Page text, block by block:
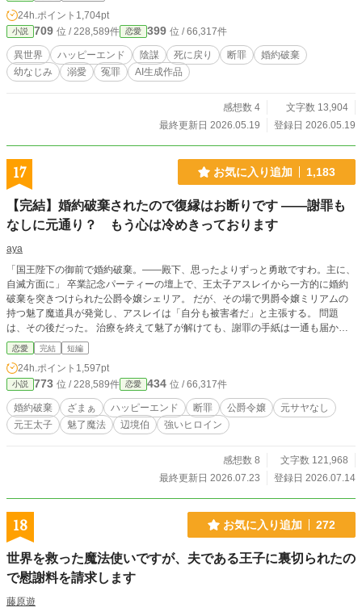
涙を隠して耐えるだけだった令嬢が、怒りを言葉にし、大切
な家族と自分自身を守り抜く。 奪われた春を取り戻し、今
度こそ心から愛される未来を選び直す、死に戻り逆転ロマン
ス。
24h.ポイント 1,704pt
小説 709 位 / 228,589件 恋愛 399 位 / 66,317件
異世界 ハッピーエンド 陰謀 死に戻り 断罪
婚約破棄
幼なじみ
溺愛 冤罪 AI生成作品
感想数 4
文字数 13,904
最終更新日 2026.05.19
登録日 2026.05.19
17 お気に入り追加 1,183
【完結】婚約破棄されたので復縁はお断りです ――謝罪も
なしに元通り？ もう心は冷めきっております
aya
「国王陛下の御前で婚約破棄。――殿下、思ったよりずっと勇敢ですわ。主に、
自滅方面に」 卒業記念パーティーの壇上で、王太子アスレイから一方的に婚約
破棄を突きつけられた公爵令嬢シェリア。 だが、その場で男爵令嬢ミリアムの
持つ魅了魔道具が発覚し、アスレイは「自分も被害者だ」と主張する。 問題
は、その後だった。 治療を終えて魅了が解けても、謝罪の手紙は一通も届かな
い。 それどころかアスレイは、当然のように「元通りでよいだろう」と復縁を
求めてきた。 十年間、王太子妃候補として己を律し続け、傷つけられても、踏
みにじられても耐えてきたシェリアは、今度こそ自分の意思で未来を選ぶ。
「気安く触れないでくださいませ。心底からお断り申し上げます」 完璧な淑女
の微笑みを崩さず、内心では身勝手な元王太子へ切れ味鋭く突っ込むシェリア。
何度拒絶されても手を伸ばしてくるのなら、鉄の骨組みが入った扇で叩き落とす
までです。 謝罪も反省もできない元王太子には、王太子位の剥奪だけでは終わ
飲み、魔獣襲撃を乗り越えるうちに、彼と過ごす毎日は、少しずつ「明日が楽し
きっております。 これは、元王太子へ何度もきっちり引導を渡した公爵令嬢
が、自分の居場所と未来と婚約者を、自らの意思で選び直す物語。 ※元王太子
ざまぁ複数あり ※王太子位剥奪／夜会で再自爆／番外編で最終処分 ※本編・番
外編・本編補完編まで全話完結済み ※ハッピーエンド
恋愛 完結 短編
24h.ポイント 1,597pt
小説 773 位 / 228,589件 恋愛 434 位 / 66,317件
婚約破棄 ざまぁ ハッピーエンド 断罪 公爵令嬢
元サヤなし
元王太子
魅了魔法 辺境伯 強いヒロイン
感想数 8
文字数 121,968
最終更新日 2026.07.23
登録日 2026.07.14
18 お気に入り追加 272
世界を救った魔法使いですが、夫である王子に裏切られたの
で慰謝料を請求します
藤原遊